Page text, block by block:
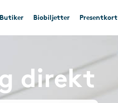
Butiker Biobiljetter Presentkort
direkt